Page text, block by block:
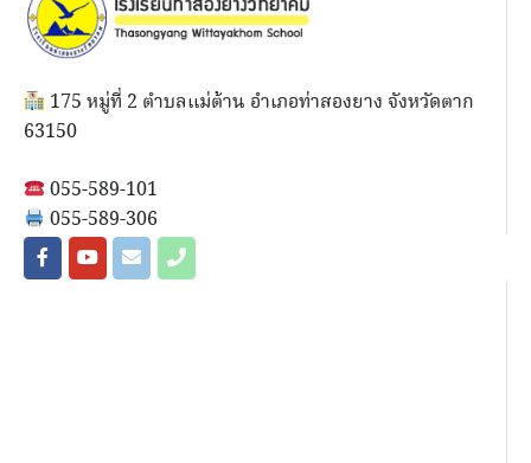
175 หมู่ที่ 2 ตำบลแม่ต้าน อำเภอท่าสองยาง จังหวัดตาก
63150
055-589-101
055-589-306